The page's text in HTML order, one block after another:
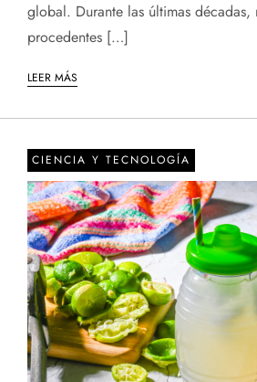
global. Durante las últimas décadas,
procedentes […]
LEER MÁS
CIENCIA Y TECNOLOGÍA